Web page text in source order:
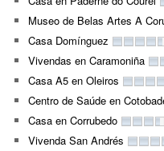
Museo de Belas Artes A
Casa Domínguez
Vivendas en Caramoniña
Casa A5 en Oleiros
Centro de Saúde en
Casa en Corrubedo
Vivenda San Andrés